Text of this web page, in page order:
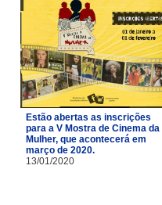
Estão abertas as inscrições
para a V Mostra de Cinema da
Mulher, que acontecerá em
março de 2020.
13/01/2020